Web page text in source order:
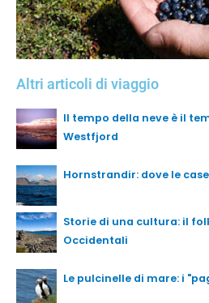
Altri articoli di viaggio
Il tempo della neve è il
Westfjord
Hornstrandir: dove le
Storie di una cultura: il
Occidentali
Le pulcinelle di mare: i